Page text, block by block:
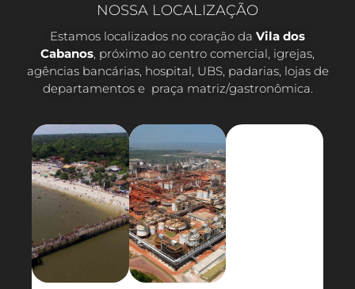
NOSSA LOCALIZAÇÃO
Estamos localizados no coração da Vila dos
Cabanos, próximo ao centro comercial, igrejas,
agências bancárias, hospital, UBS, padarias, lojas de
departamentos e praça matriz/gastronômica.